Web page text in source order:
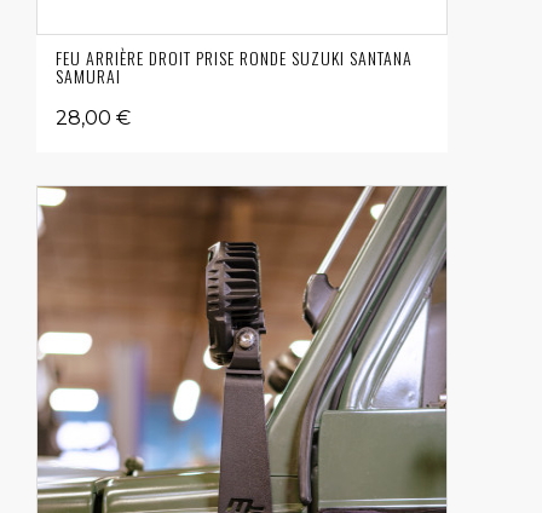
FEU ARRIÈRE DROIT PRISE RONDE SUZUKI SANTANA
SAMURAI
28,00 €